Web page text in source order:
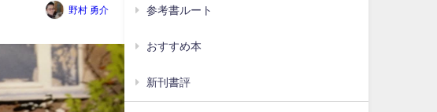
野村 勇介 参考書ルート
おすすめ本
新刊書評